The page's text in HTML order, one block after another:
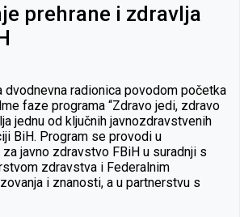
prehrane i zdravlja
dvodnevna radionica povodom početka
faze programa “Zdravo jedi, zdravo
jednu od ključnih javnozdravstvenih
BiH. Program se provodi u
javno zdravstvo FBiH u suradnji s
zdravstva i Federalnim
i znanosti, a u partnerstvu s